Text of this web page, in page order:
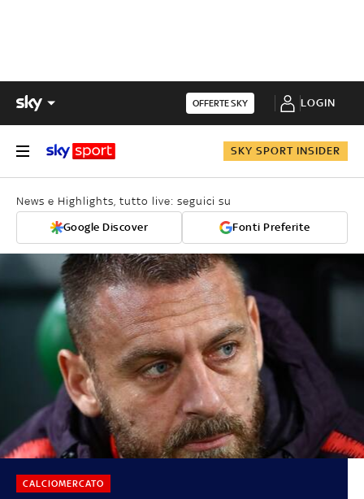
OFFERTE SKY LOGIN
SKY SPORT INSIDER
News e Highlights, tutto live: seguici su
Google Discover Fonti Preferite
CALCIOMERCATO